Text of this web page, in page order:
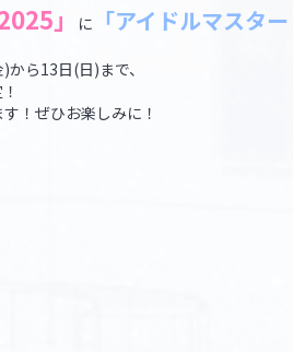
」 に 「アイドルマスタ
ら13日(日)まで、
！ぜひお楽しみに！